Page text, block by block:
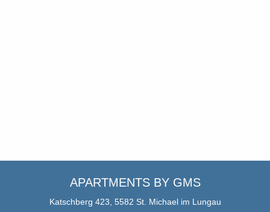
APARTMENTS BY GMS
Katschberg 423, 5582 St. Michael im Lungau